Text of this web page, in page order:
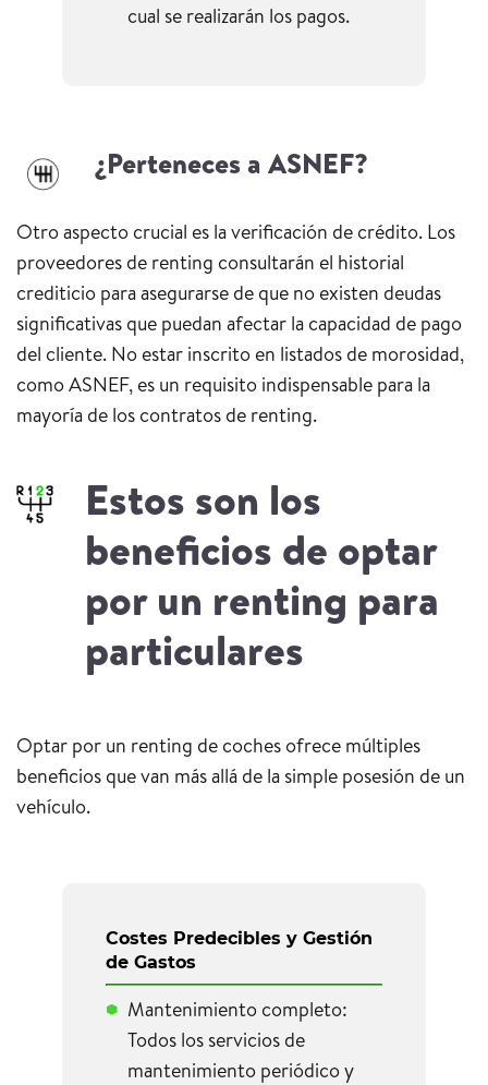
cual se realizarán los pagos.
¿Perteneces a ASNEF?
Otro aspecto crucial es la verificación de crédito. Los
proveedores de renting consultarán el historial
crediticio para asegurarse de que no existen deudas
significativas que puedan afectar la capacidad de pago
del cliente. No estar inscrito en listados de morosidad,
como ASNEF, es un requisito indispensable para la
mayoría de los contratos de renting.
Estos son los
beneficios de optar
por un renting para
particulares
Optar por un renting de coches ofrece múltiples
beneficios que van más allá de la simple posesión de un
vehículo.
Costes Predecibles y Gestión
de Gastos
Mantenimiento completo:
Todos los servicios de
mantenimiento periódico y